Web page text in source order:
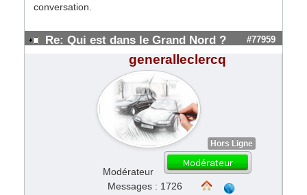
conversation.
Re: Qui est dans le Grand Nord ? #77959
generalleclercq
Hors Ligne
Modérateur
Messages : 1726